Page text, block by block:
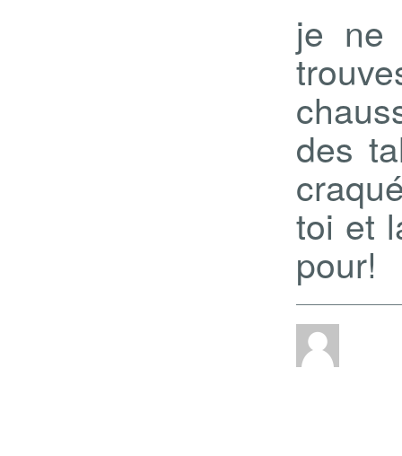
je ne
des
toi et
pour!